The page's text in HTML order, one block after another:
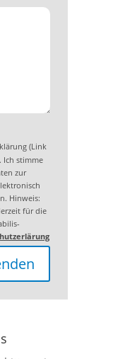
(Link
Ich stimme
zur
Hinweis:
für die